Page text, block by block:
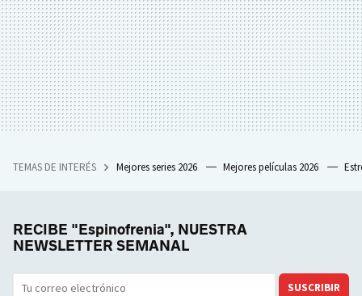
TEMAS DE INTERÉS Mejores series 2026 Mejores películas 2026
RECIBE "Espinofrenia", NUESTRA
NEWSLETTER SEMANAL
SUSCRIBIR